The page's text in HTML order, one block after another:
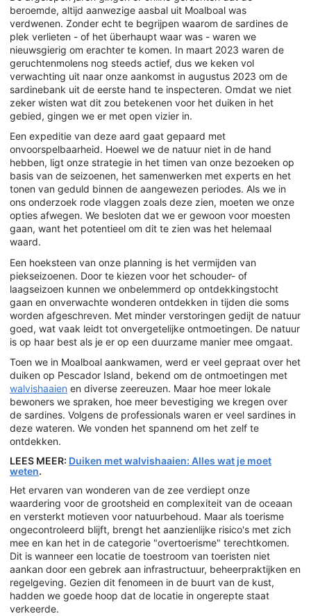
beroemde, altijd aanwezige aasbal uit Moalboal was
verdwenen. Zonder echt te begrijpen waarom de sardines de
plek verlieten - of het überhaupt waar was - waren we
nieuwsgierig om erachter te komen. In maart 2023 waren de
geruchtenmolens nog steeds actief, dus we keken vol
verwachting uit naar onze aankomst in augustus 2023 om de
sardinebank uit de eerste hand te inspecteren. Omdat we niet
zeker wisten wat dit zou betekenen voor het duiken in het
gebied, gingen we er met open vizier in.
Een expeditie van deze aard gaat gepaard met
onvoorspelbaarheid. Hoewel we de natuur niet in de hand
hebben, ligt onze strategie in het timen van onze bezoeken op
basis van de seizoenen, het samenwerken met experts en het
tonen van geduld binnen de aangewezen periodes. Als we in
ons onderzoek rode vlaggen zoals deze zien, moeten we onze
opties afwegen. We besloten dat we er gewoon voor moesten
gaan, want het potentieel om dit te zien was het helemaal
waard.
Een hoeksteen van onze planning is het vermijden van
piekseizoenen. Door te kiezen voor het schouder- of
laagseizoen kunnen we onbelemmerd op ontdekkingstocht
gaan en onverwachte wonderen ontdekken in tijden die soms
worden afgeschreven. Met minder verstoringen gedijt de natuur
goed, wat vaak leidt tot onvergetelijke ontmoetingen. De natuur
is op haar best als je er op een duurzame manier mee omgaat.
Toen we in Moalboal aankwamen, werd er veel gepraat over het
duiken op Pescador Island, bekend om de ontmoetingen met
walvishaaien en diverse zeereuzen. Maar hoe meer lokale
bewoners we spraken, hoe meer bevestiging we kregen over
de sardines. Volgens de professionals waren er veel sardines in
deze wateren. We vonden het spannend om het zelf te
ontdekken.
LEES MEER: Duiken met walvishaaien: Alles wat je moet
weten.
Het ervaren van wonderen van de zee verdiept onze
waardering voor de grootsheid en complexiteit van de oceaan
en versterkt motieven voor natuurbehoud. Maar als toerisme
ongecontroleerd blijft, brengt het aanzienlijke risico's met zich
mee en kan het in de categorie "overtoerisme" terechtkomen.
Dit is wanneer een locatie de toestroom van toeristen niet
aankan door een gebrek aan infrastructuur, beheerpraktijken en
regelgeving. Gezien dit fenomeen in de buurt van de kust,
hadden we goede hoop dat de locatie in ongerepte staat
verkeerde.